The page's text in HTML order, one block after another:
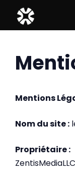
contenu
Mentions
Nom du site :
Propriétaire :
ZentisMediaLLC